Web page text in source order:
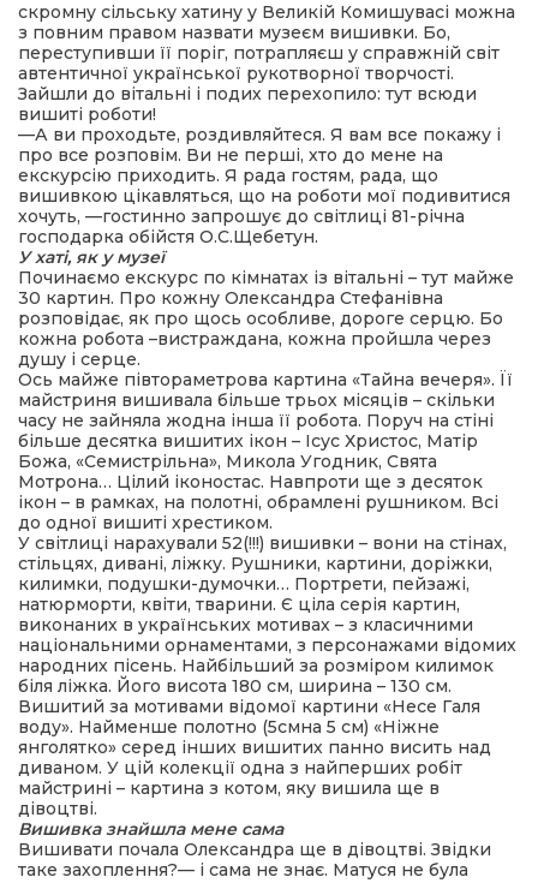
скромну сільську хатину у Великій Комишувасі можна
з повним правом назвати музеєм вишивки. Бо,
переступивши її поріг, потрапляєш у справжній світ
автентичної української рукотворної творчості.
Зайшли до вітальні і подих перехопило: тут всюди
вишиті роботи!
—А ви проходьте, роздивляйтеся. Я вам все покажу і
про все розповім. Ви не перші, хто до мене на
екскурсію приходить. Я рада гостям, рада, що
вишивкою цікавляться, що на роботи мої подивитися
хочуть, —гостинно запрошує до світлиці 81-річна
господарка обійстя О.С.Щебетун.
У хаті, як у музеї
Починаємо екскурс по кімнатах із вітальні – тут майже
30 картин. Про кожну Олександра Стефанівна
розповідає, як про щось особливе, дороге серцю. Бо
кожна робота –вистраждана, кожна пройшла через
душу і серце.
Ось майже півтораметрова картина «Тайна вечеря». Її
майстриня вишивала більше трьох місяців – скільки
часу не зайняла жодна інша її робота. Поруч на стіні
більше десятка вишитих ікон – Ісус Христос, Матір
Божа, «Семистрільна», Микола Угодник, Свята
Мотрона… Цілий іконостас. Навпроти ще з десяток
ікон – в рамках, на полотні, обрамлені рушником. Всі
до одної вишиті хрестиком.
У світлиці нарахували 52(!!!) вишивки – вони на стінах,
стільцях, дивані, ліжку. Рушники, картини, доріжки,
килимки, подушки-думочки… Портрети, пейзажі,
натюрморти, квіти, тварини. Є ціла серія картин,
виконаних в українських мотивах – з класичними
національними орнаментами, з персонажами відомих
народних пісень. Найбільший за розміром килимок
біля ліжка. Його висота 180 см, ширина – 130 см.
Вишитий за мотивами відомої картини «Несе Галя
воду». Найменше полотно (5смна 5 см) «Ніжне
янголятко» серед інших вишитих панно висить над
диваном. У цій колекції одна з найперших робіт
майстрині – картина з котом, яку вишила ще в
дівоцтві.
Вишивка знайшла мене сама
Вишивати почала Олександра ще в дівоцтві. Звідки
таке захоплення?— і сама не знає. Матуся не була